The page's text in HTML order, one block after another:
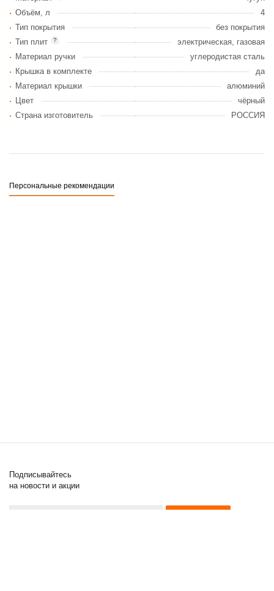
Объём, л
4
Тип покрытия
без покрытия
?
Тип плит
электрическая, газовая
Материал ручки
углеродистая сталь
Крышка в комплекте
да
Материал крышки
алюминий
Цвет
чёрный
Страна изготовитель
РОССИЯ
Персональные рекомендации
Подписывайтесь
на новости и акции